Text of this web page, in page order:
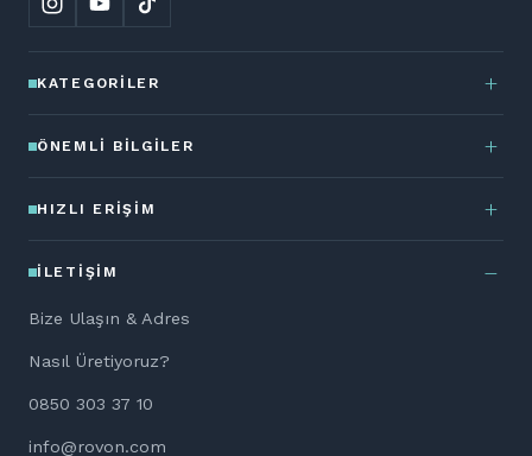
KATEGORILER
ÖNEMLI BILGILER
HIZLI ERIŞIM
İLETIŞIM
Bize Ulaşın & Adres
Nasıl Üretiyoruz?
0850 303 37 10
info@rovon.com